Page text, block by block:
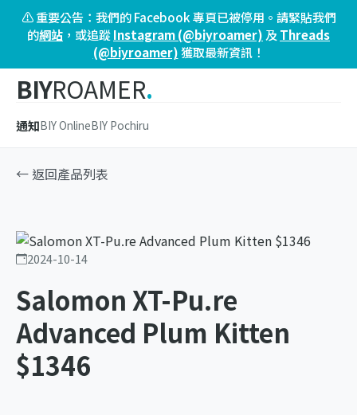
⚠️ 重要公告：我們的 Facebook 專頁已被停用。請緊貼我們
的網站 ，或追蹤Instagram (@biyroamer) 及 Threads
(@biyroamer)獲取最新資訊！
BIYROAMER.
通知BIY OnlineBIY Pochiru
← 返回產品列表
2024-10-14
Salomon XT-Pu.re
Advanced Plum Kitten
$1346